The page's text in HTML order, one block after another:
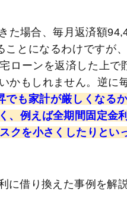
た場合、毎月返済額
ことになるわけですが
ローンを返済した上
かもしれません。逆に
でも家計が厳しくなる
、例えば全期間固定金
クを小さくしたりとい
に借り換えた事例を解